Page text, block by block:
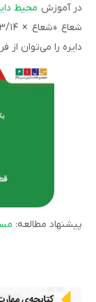
در آموزش محیط
دایره را می‌توان
پیشنهاد مطالعه: